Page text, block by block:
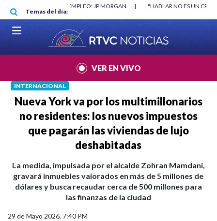
Pasar al contenido principal
Temas del día:
"HABLAR NO ES UN CRIMEN": CARTA DE BETO CORAL |
VER EN VIVO
INTERNACIONAL
Nueva York va por los multimillonarios
no residentes: los nuevos impuestos
que pagarán las viviendas de lujo
deshabitadas
La medida, impulsada por el alcalde Zohran Mamdani,
gravará inmuebles valorados en más de 5 millones de
dólares y busca recaudar cerca de 500 millones para
las finanzas de la ciudad
29 de Mayo 2026, 7:40 PM